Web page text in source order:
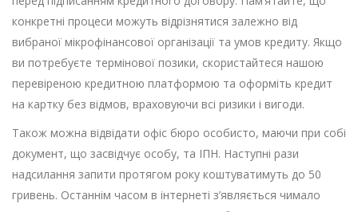
конкретні процеси можуть відрізнятися залежно від
вибраної мікрофінансової організації та умов кредиту. Якщо
ви потребуєте термінової позики, скористайтеся нашою
перевіреною кредитною платформою та оформіть кредит
на картку без відмов, враховуючи всі ризики і вигоди.
Також можна відвідати офіс бюро особисто, маючи при собі
документ, що засвідчує особу, та ІПН. Наступні рази
надсилання запити протягом року коштуватимуть до 50
гривень. Останнім часом в інтернеті з’являється чимало